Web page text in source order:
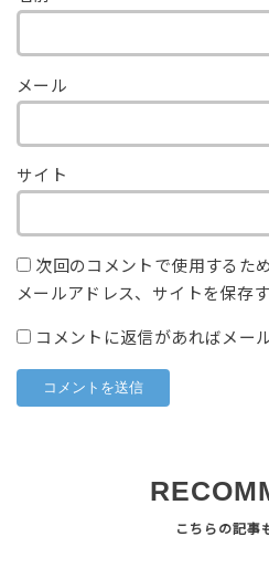
メール
サイト
次回のコメントで使用するた
メールアドレス、サイトを保存す
コメントに返信があればメー